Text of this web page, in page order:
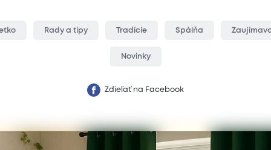
Rady a tipy Tradície Spálňa
Novinky
Zdieľať na Facebook